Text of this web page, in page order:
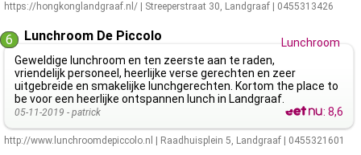
https://hongkonglandgraaf.nl/ Streeperstraat 30, Landgraaf 0455313426
6 Lunchroom De Piccolo
Lunchroom
Geweldige lunchroom en ten zeerste aan te raden,
vriendelijk personeel, heerlijke verse gerechten en zeer
uitgebreide en smakelijke lunchgerechten. Kortom the place to
be voor een heerlijke ontspannen lunch in Landgraaf.
05-11-2019 - patrick :8,6
http://www.lunchroomdepiccolo.nl Raadhuisplein 5, Landgraaf 0455321601